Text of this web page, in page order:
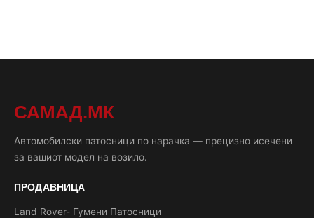
САМАД.МК
Автомобилски патосници по нарачка — прецизно исечени
за вашиот модел на возило.
ПРОДАВНИЦА
Land Rover- Гумени Патосници